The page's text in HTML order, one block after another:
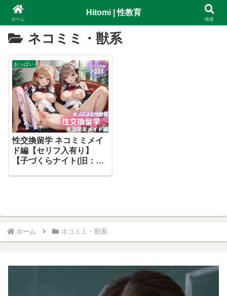
ネコミミ・獣系
おっぱい
性交換留学 ネコミミメイ
ド編【セリフ入有り】
【子づくらナイト(旧：性
ホーム ネコミミ・獣系
ホーム
Hitomi | 性教育
検索